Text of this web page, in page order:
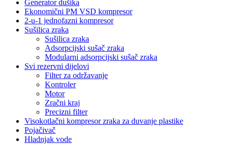
Generator dušika
Ekonomični PM VSD kompresor
2-u-1 jednofazni kompresor
Sušilica zraka
Sušilica zraka
Adsorpcijski sušač zraka
Modularni adsorpcijski sušač zraka
Svi rezervni dijelovi
Filter za održavanje
Kontroler
Motor
Zračni kraj
Precizni filter
Visokotlačni kompresor zraka za duvanje plastike
Pojačivač
Hladnjak vode